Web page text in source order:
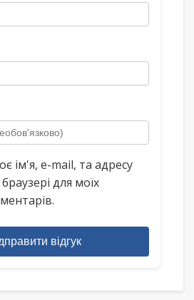
ім'я, e-mail, та адресу
для моїх
відгук